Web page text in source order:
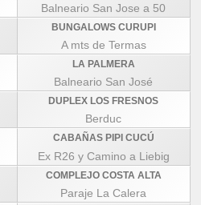
Balneario San Jose a 50
BUNGALOWS CURUPI
A mts de Termas
LA PALMERA
Balneario San José
DUPLEX LOS FRESNOS
Berduc
CABAÑAS PIPI CUCÚ
Ex R26 y Camino a Liebig
COMPLEJO COSTA ALTA
Paraje La Calera